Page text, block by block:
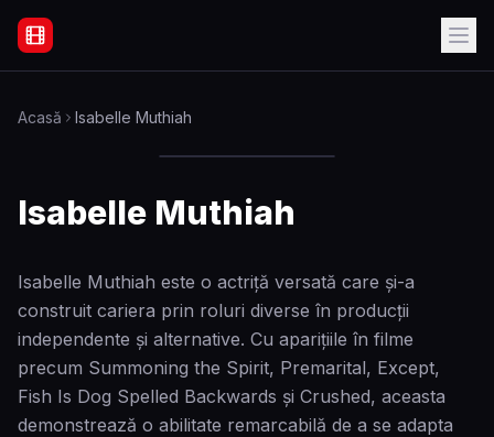
Filme Online Subtitrate - Acasă
Acasă Isabelle Muthiah
Isabelle Muthiah
Isabelle Muthiah este o actriță versată care și-a
construit cariera prin roluri diverse în producții
independente și alternative. Cu aparițiile în filme
precum Summoning the Spirit, Premarital, Except,
Fish Is Dog Spelled Backwards și Crushed, aceasta
demonstrează o abilitate remarcabilă de a se adapta